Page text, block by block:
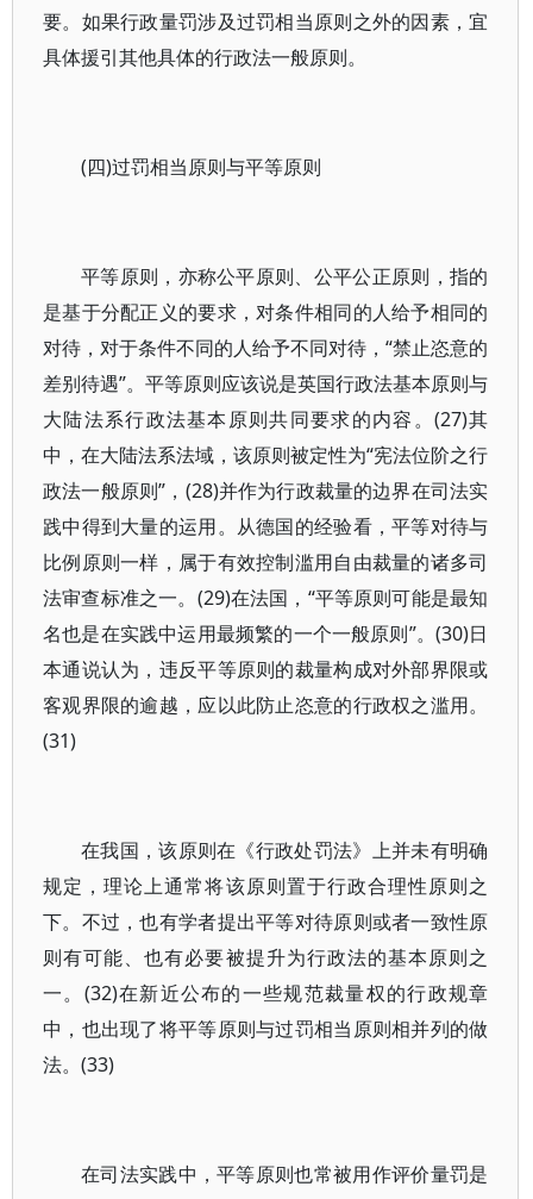
要。如果行政量罚涉及过罚相当原则之外的因素，宜
具体援引其他具体的行政法一般原则。
(四)过罚相当原则与平等原则
平等原则，亦称公平原则、公平公正原则，指的
是基于分配正义的要求，对条件相同的人给予相同的
对待，对于条件不同的人给予不同对待，“禁止恣意的
差别待遇”。平等原则应该说是英国行政法基本原则与
大陆法系行政法基本原则共同要求的内容。(27)其
中，在大陆法系法域，该原则被定性为“宪法位阶之行
政法一般原则”，(28)并作为行政裁量的边界在司法实
践中得到大量的运用。从德国的经验看，平等对待与
比例原则一样，属于有效控制滥用自由裁量的诸多司
法审查标准之一。(29)在法国，“平等原则可能是最知
名也是在实践中运用最频繁的一个一般原则”。(30)日
本通说认为，违反平等原则的裁量构成对外部界限或
客观界限的逾越，应以此防止恣意的行政权之滥用。
(31)
在我国，该原则在《行政处罚法》上并未有明确
规定，理论上通常将该原则置于行政合理性原则之
下。不过，也有学者提出平等对待原则或者一致性原
则有可能、也有必要被提升为行政法的基本原则之
一。(32)在新近公布的一些规范裁量权的行政规章
中，也出现了将平等原则与过罚相当原则相并列的做
法。(33)
在司法实践中，平等原则也常被用作评价量罚是